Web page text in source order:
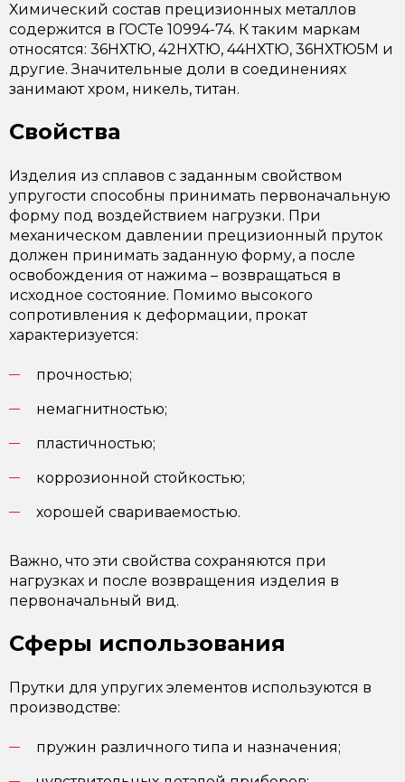
Химический состав прецизионных металлов
содержится в ГОСТе 10994-74. К таким маркам
относятся: 36НХТЮ, 42НХТЮ, 44НХТЮ, 36НХТЮ5М и
другие. Значительные доли в соединениях
занимают хром, никель, титан.
Свойства
Изделия из сплавов с заданным свойством
упругости способны принимать первоначальную
форму под воздействием нагрузки. При
механическом давлении прецизионный пруток
должен принимать заданную форму, а после
освобождения от нажима – возвращаться в
исходное состояние. Помимо высокого
сопротивления к деформации, прокат
характеризуется:
прочностью;
немагнитностью;
пластичностью;
коррозионной стойкостью;
хорошей свариваемостью.
Важно, что эти свойства сохраняются при
нагрузках и после возвращения изделия в
первоначальный вид.
Сферы использования
Прутки для упругих элементов используются в
производстве:
пружин различного типа и назначения;